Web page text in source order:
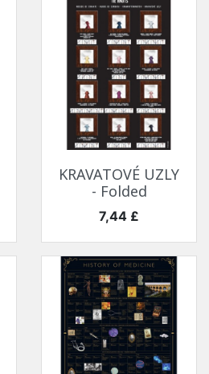
KRAVATOVÉ UZLY
- Folded
Cena
7,44 £